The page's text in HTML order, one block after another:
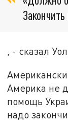
, - сказал
Америка не
помощь
надо